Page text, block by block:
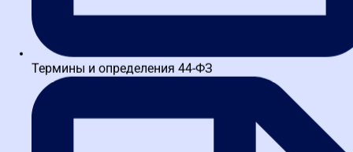
связке с антимонопольной практикой. Такие эксперты
становятся незаменимыми. Они претендуют на позиции
руководителей закупочных департаментов в крупных
госкорпорациях и частных холдингах, становятся успешными
консультантами и арбитрами.
Выпускники авторитетных образовательных центров, таких как
Высшая школа закупок, часто демонстрируют стремительный
карьерный рост. Их достижения, особенно заметные с 2026 года,
служат лучшим подтверждением ценности этих знаний.
Термины и определения 44-ФЗ